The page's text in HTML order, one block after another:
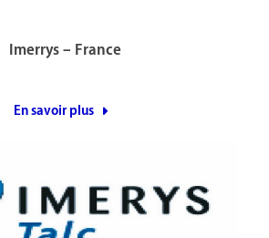
Imerrys – France
En savoir plus